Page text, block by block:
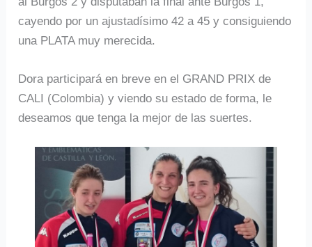
cayendo por un ajustadísimo 42 a 45 y consiguiendo
una PLATA muy merecida.
Dora participará en breve en el GRAND PRIX de
CALI (Colombia) y viendo su estado de forma, le
deseamos que tenga la mejor de las suertes.